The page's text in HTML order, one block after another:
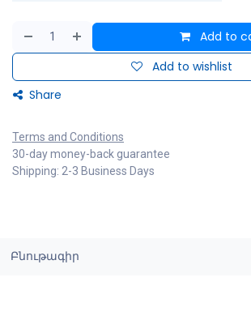
Add to
Add to wishlist
Share
Terms and Conditions
30-day money-back guarantee
Shipping: 2-3 Business Days
Բնութագիր